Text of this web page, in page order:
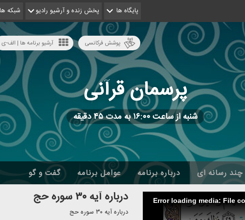
پایگاه ها پخش زنده و آرشیو رادیو شبکه
آرشیو برنامه ها | الف-ی پوشش فرکانسی
پرسمان قرآنی
شنبه از ساعت ۱۶:۰۰ به مدت ۴۵ دقیقه
چند رسانه ای درباره برنامه عوامل برنامه گفت و گو
Error loading media: File درباره آیه ۳۰ سوره حج
درباره آیه ۳۰ سوره حج